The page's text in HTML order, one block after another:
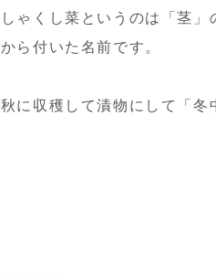
しゃくし菜というのは「茎
から付いた名前です。
秋に収穫して漬物にして「冬